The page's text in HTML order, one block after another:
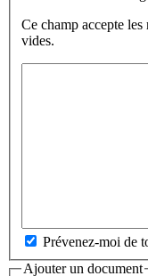
Ce champ accepte
vides.
Prévenez-moi de
Ajouter un document